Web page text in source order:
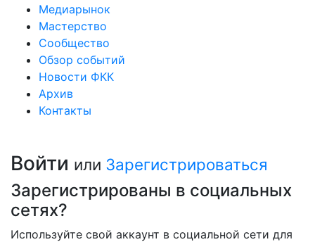
Медиарынок
Мастерство
Сообщество
Обзор событий
Новости ФКК
Архив
Контакты
Войти или Зарегистрироваться
Зарегистрированы в социальных
сетях?
Используйте свой аккаунт в социальной сети для